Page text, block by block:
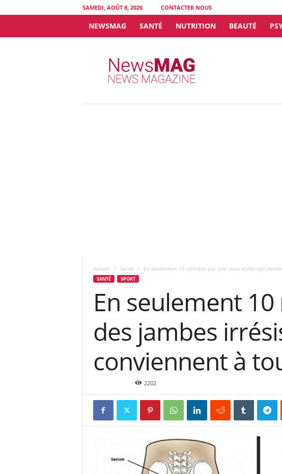
SAMEDI, AOÛT 8, 2026 CONTACTER NOUS
NEWSMAG SANTÉ NUTRITION BEAUTÉ
Accueil Santé En seulement 10 minutes par jour vous aurez des
SANTÉ SPORT
En seulement
des jambes
conviennent à
2202